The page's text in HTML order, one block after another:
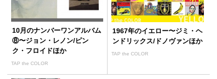
10月のナンバーワンアルバム
⑧〜ジョン・レノン/ピン
ク・フロイドほか
TAP the COLOR
1967年のイエロー〜ジミ・ヘ
ンドリックス/ドノヴァンほか
TAP the COLOR